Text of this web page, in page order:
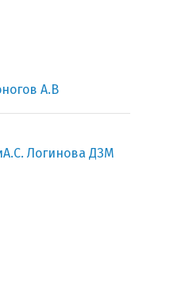
А.В
Логинова ДЗМ